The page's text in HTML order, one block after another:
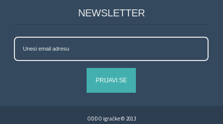
NEWSLETTER
PRIJAVI SE
ODDO igračke © 2013